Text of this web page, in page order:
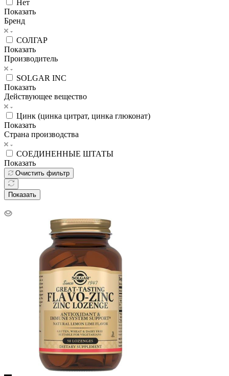
Нет
Показать
Бренд
СОЛГАР
Показать
Производитель
SOLGAR INC
Показать
Действующее вещество
Цинк (цинка цитрат, цинка глюконат)
Показать
Страна производства
СОЕДИНЕННЫЕ ШТАТЫ
Показать
Очистить фильтр
Показать